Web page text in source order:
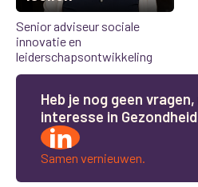
Senior adviseur sociale
innovatie en
leiderschapsontwikkeling
Heb je nog geen vragen,
interesse in Gezondheid
Samen vernieuwen.